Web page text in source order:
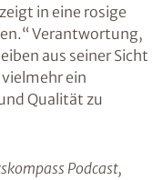
in eine rosige
Verantwortung,
aus seiner Sicht
ein
Qualität zu
Podcast,